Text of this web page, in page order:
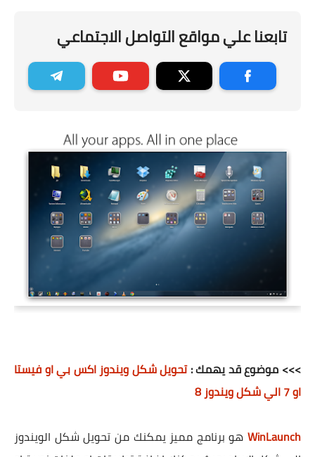
تابعنا علي مواقع التواصل الاجتماعي
>>> موضوع قد يهمك :تحويل شكل ويندوز اكس بي او فيستا
او 7 الي شكل ويندوز 8
WinLaunch هو برنامج مميز يمكنك من تحويل شكل الويندوز